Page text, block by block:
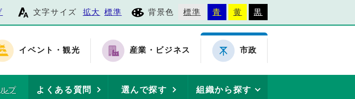
文字サイズ 拡大 標準 背景色 標準 青 黄 黒
イベント・観光 産業・ビジネス 市政
プ よくある質問 選んで探す 組織から探す